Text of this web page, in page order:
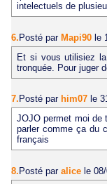
intelectuels de
6. Posté par Mapi90 le
Et si vous utilisiez
tronquée. Pour juger
7. Posté par him07 le
JOJO permet moi de
parler comme ça du
français
8. Posté par alice le